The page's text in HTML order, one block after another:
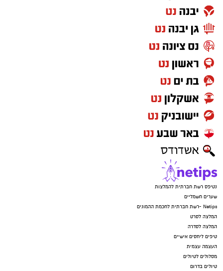
נטיפס רשת חברתית להמלצות
שערים חשמליים
Netips -רשת חברתית לחכמת ההמונים
המלצה לסרט
המלצה לסדרה
טיפים ליחסים אישיים
העצמה עצמית
מסלולים לטיולים
טיולים בדרום